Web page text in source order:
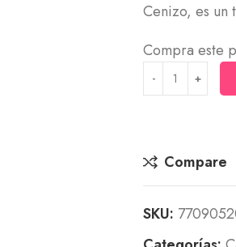
Cenizo, es un
Compra este
Compare
SKU: